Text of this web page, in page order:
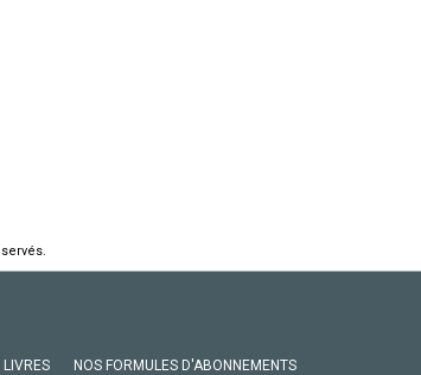
LIVRES NOS FORMULES D'ABONNEMENTS